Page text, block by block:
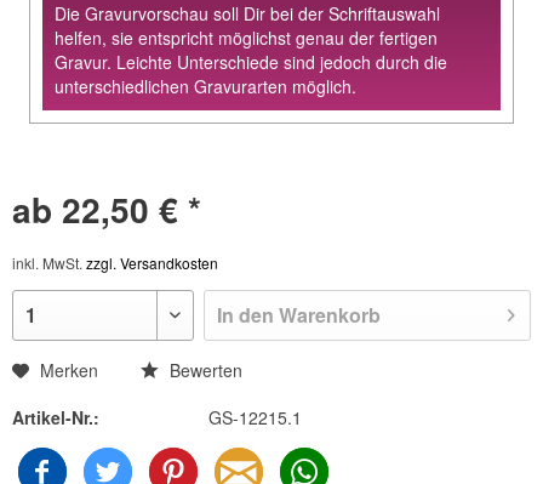
Die Gravurvorschau soll Dir bei der Schriftauswahl
helfen, sie entspricht möglichst genau der fertigen
Gravur. Leichte Unterschiede sind jedoch durch die
unterschiedlichen Gravurarten möglich.
ab 22,50 € *
inkl. MwSt. zzgl. Versandkosten
In den Warenkorb
Merken
Bewerten
Artikel-Nr.:
GS-12215.1